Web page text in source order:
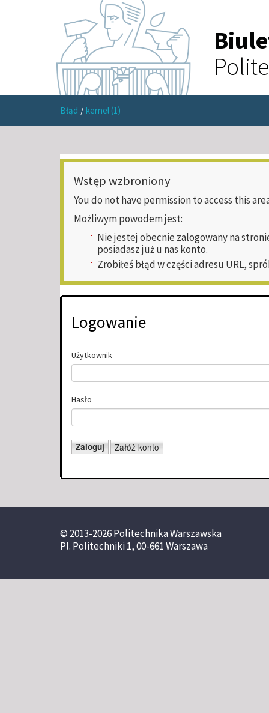
Błąd / kernel (1)
Wstęp wzbroniony
You do not have permission to access this
Możliwym powodem jest:
Nie jestej obecnie zalogowany na
posiadasz już u nas konto.
Zrobiłeś błąd w części adresu URL,
Logowanie
Użytkownik
Hasło
© 2013-2026 Politechnika Warszawska
Pl. Politechniki 1, 00-661 Warszawa